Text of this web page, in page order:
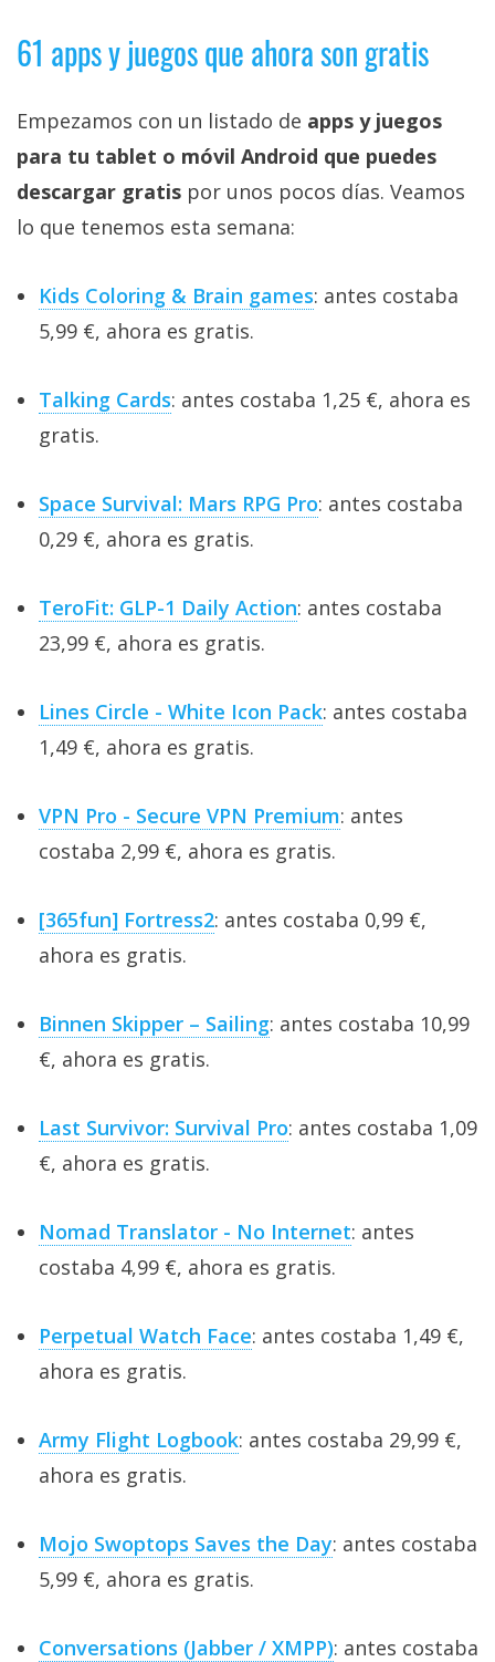
61 apps y juegos que ahora son gratis
Empezamos con un listado de apps y juegos
para tu tablet o móvil Android que puedes
descargar gratis por unos pocos días. Veamos
lo que tenemos esta semana:
Kids Coloring & Brain games: antes costaba
5,99 €, ahora es gratis.
Talking Cards: antes costaba 1,25 €, ahora es
gratis.
Space Survival: Mars RPG Pro: antes costaba
0,29 €, ahora es gratis.
TeroFit: GLP-1 Daily Action: antes costaba
23,99 €, ahora es gratis.
Lines Circle - White Icon Pack: antes costaba
1,49 €, ahora es gratis.
VPN Pro - Secure VPN Premium: antes
costaba 2,99 €, ahora es gratis.
[365fun] Fortress2: antes costaba 0,99 €,
ahora es gratis.
Binnen Skipper – Sailing: antes costaba 10,99
€, ahora es gratis.
Last Survivor: Survival Pro: antes costaba 1,09
€, ahora es gratis.
Nomad Translator - No Internet: antes
costaba 4,99 €, ahora es gratis.
Perpetual Watch Face: antes costaba 1,49 €,
ahora es gratis.
Army Flight Logbook: antes costaba 29,99 €,
ahora es gratis.
Mojo Swoptops Saves the Day: antes costaba
5,99 €, ahora es gratis.
Conversations (Jabber / XMPP): antes costaba